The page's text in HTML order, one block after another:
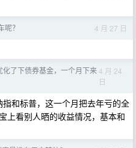
呢？ 4 月 27 日
化了下债券基金，一个月下来4 月 24
日
和标普，这一个月把去年亏的全
上看别人晒的收益情况，基本和